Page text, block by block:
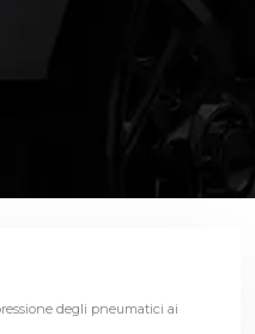
degli pneumatici ai